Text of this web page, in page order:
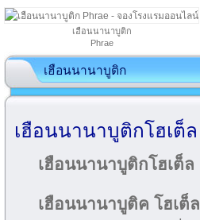
เฮือนนานาบูติก
Phrae
เฮือนนานาบูติก
เฮือนนานาบูติกโฮเต็ล
เฮือนนานาบูติกโฮเต็ล
เฮือนนานาบูติค โฮเต็ล